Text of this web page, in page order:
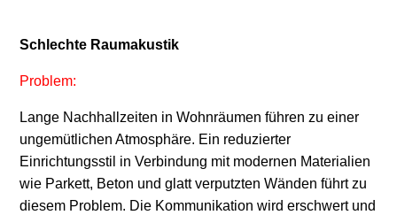
Schlechte Raumakustik
Problem:
Lange Nachhallzeiten in Wohnräumen führen zu einer
ungemütlichen Atmosphäre. Ein reduzierter
Einrichtungsstil in Verbindung mit modernen Materialien
wie Parkett, Beton und glatt verputzten Wänden führt zu
diesem Problem. Die Kommunikation wird erschwert und